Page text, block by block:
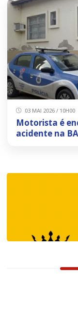
03 MAI 2026 / 10H00
Motorista é
acidente na